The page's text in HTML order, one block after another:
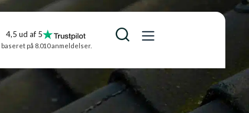
4,5 ud af 5
baseret på 8.010 anmeldelser.